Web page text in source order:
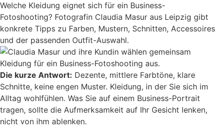
Welche Kleidung eignet sich für ein Business-
Fotoshooting? Fotografin Claudia Masur aus Leipzig gibt
konkrete Tipps zu Farben, Mustern, Schnitten, Accessoires
und der passenden Outfit-Auswahl.
Die kurze Antwort: Dezente, mittlere Farbtöne, klare
Schnitte, keine engen Muster. Kleidung, in der Sie sich im
Alltag wohlfühlen. Was Sie auf einem Business-Portrait
tragen, sollte die Aufmerksamkeit auf Ihr Gesicht lenken,
nicht von ihm ablenken.